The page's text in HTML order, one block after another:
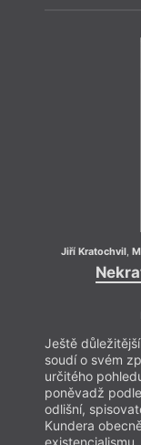
Jiří Kratochvil ,
Ještě
soudí o svém
určitého
poněvadž
odlišní,
Kundera